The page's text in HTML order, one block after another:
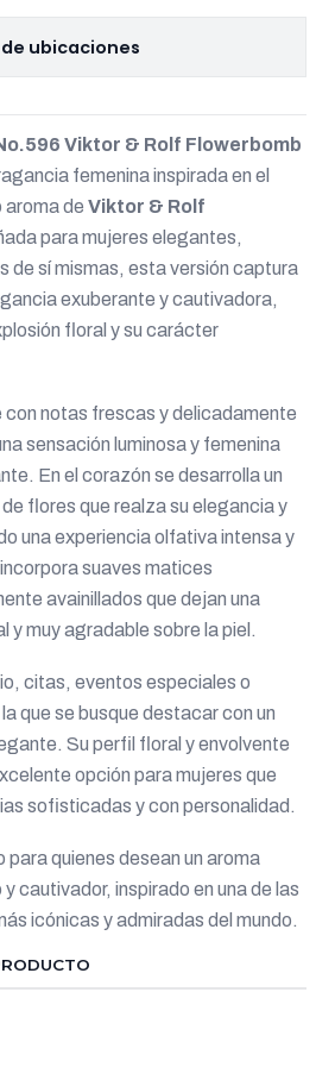
ubicaciones
Viktor & Rolf Flowerbomb
femenina inspirada en el
de Viktor & Rolf
para mujeres elegantes,
de sí mismas, esta versión captura
exuberante y cautivadora,
floral y su carácter
con notas frescas y delicadamente
sensación luminosa y femenina
En el corazón se desarrolla un
flores que realza su elegancia y
una experiencia olfativa intensa y
suaves matices
avainillados que dejan una
y muy agradable sobre la piel.
citas, eventos especiales o
que se busque destacar con un
Su perfil floral y envolvente
opción para mujeres que
sofisticadas y con personalidad.
quienes desean un aroma
cautivador, inspirado en una de las
icónicas y admiradas del mundo.